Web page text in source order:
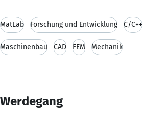
MatLab Forschung und Entwicklung C/C++
Maschinenbau CAD FEM Mechanik
Werdegang